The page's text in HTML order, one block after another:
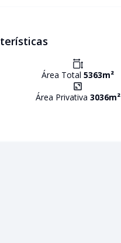
Área Total 5363m²
Área Privativa 3036m²